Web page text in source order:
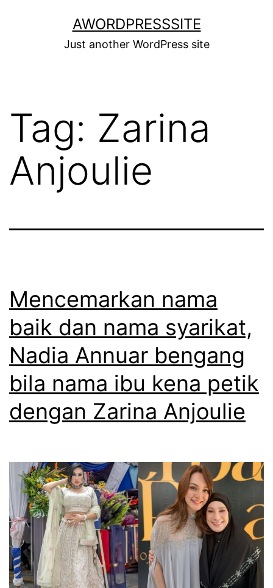
AWORDPRESSSITE
Just another WordPress site
Tag: Zarina
Anjoulie
Mencemarkan nama
baik dan nama syarikat,
Nadia Annuar bengang
bila nama ibu kena petik
dengan Zarina Anjoulie